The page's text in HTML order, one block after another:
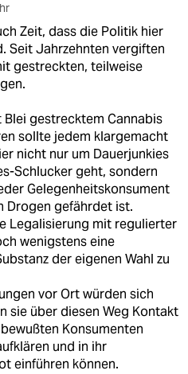
Zeit, dass die Politik hier
Seit Jahrzehnten vergiften
gestreckten, teilweise
Blei gestrecktem Cannabis
sollte jedem klargemacht
nicht nur um Dauerjunkies
Schlucker geht, sondern
Gelegenheitskonsument
Drogen gefährdet ist.
Legalisierung mit regulierter
wenigstens eine
der eigenen Wahl zu
vor Ort würden sich
sie über diesen Weg Kontakt
Konsumenten
und in ihr
einführen können.